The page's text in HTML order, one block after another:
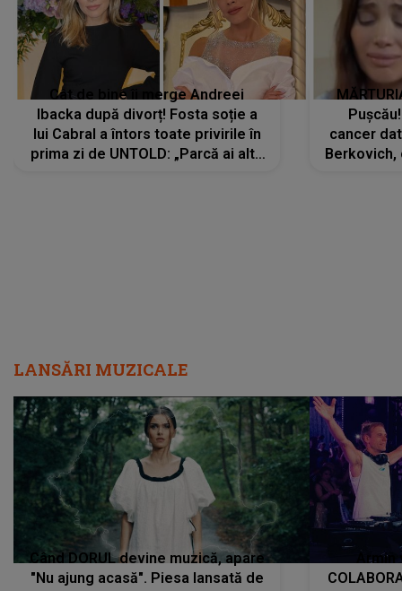
Cât de bine îi merge Andreei
Ibacka după divorț! Fosta soție a
lui Cabral a întors toate privirile în
prima zi de UNTOLD: „Parcă ai altă
cancer
Berkovich,
LANSĂRI MUZICALE
Când DORUL devine muzică, apare
"Nu ajung acasă". Piesa lansată de